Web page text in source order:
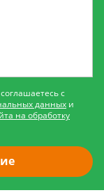
с
данных и
на обработку